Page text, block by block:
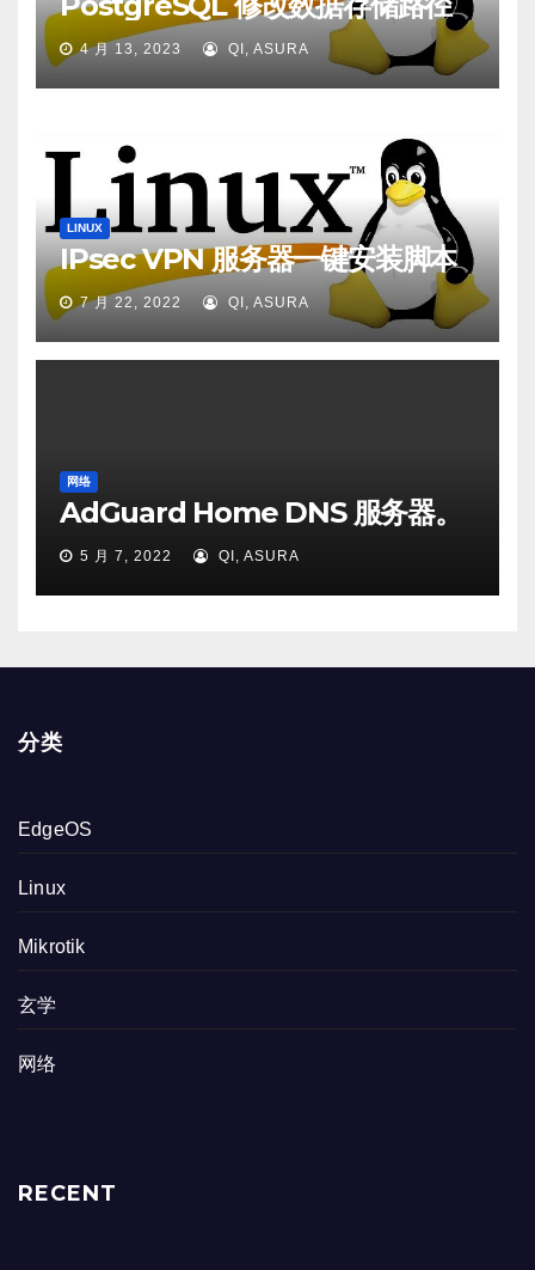
4 月 13, 2023 QI, ASURA
LINUX
IPsec VPN 服务器一键安装脚本
7 月 22, 2022 QI, ASURA
网络
AdGuard Home DNS 服务器。
5 月 7, 2022 QI, ASURA
分类
EdgeOS
Linux
Mikrotik
玄学
网络
RECENT